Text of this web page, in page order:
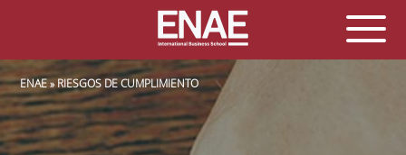
SOBRESCRIBIR ENLACES DE AYUDA A LA NAVEGACIÓN
ENAE RIESGOS DE CUMPLIMIENTO